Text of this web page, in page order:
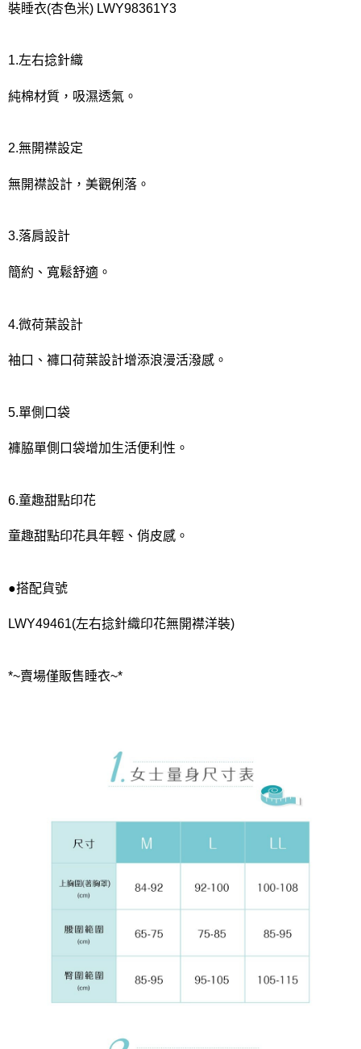
離島
付款後門市自取
每筆NT$80，滿NT$1,000(含以上)免運費
裝睡衣(杏色米) LWY98361Y3
1.左右捻針織
純棉材質，吸濕透氣。
2.無開襟設定
無開襟設計，美觀俐落。
3.落肩設計
簡約、寬鬆舒適。
4.微荷葉設計
袖口、褲口荷葉設計增添浪漫活潑感。
5.單側口袋
褲脇單側口袋增加生活便利性。
6.童趣甜點印花
童趣甜點印花具年輕、俏皮感。
●搭配貨號
LWY49461(左右捻針織印花無開襟洋裝)
*~賣場僅販售睡衣~*